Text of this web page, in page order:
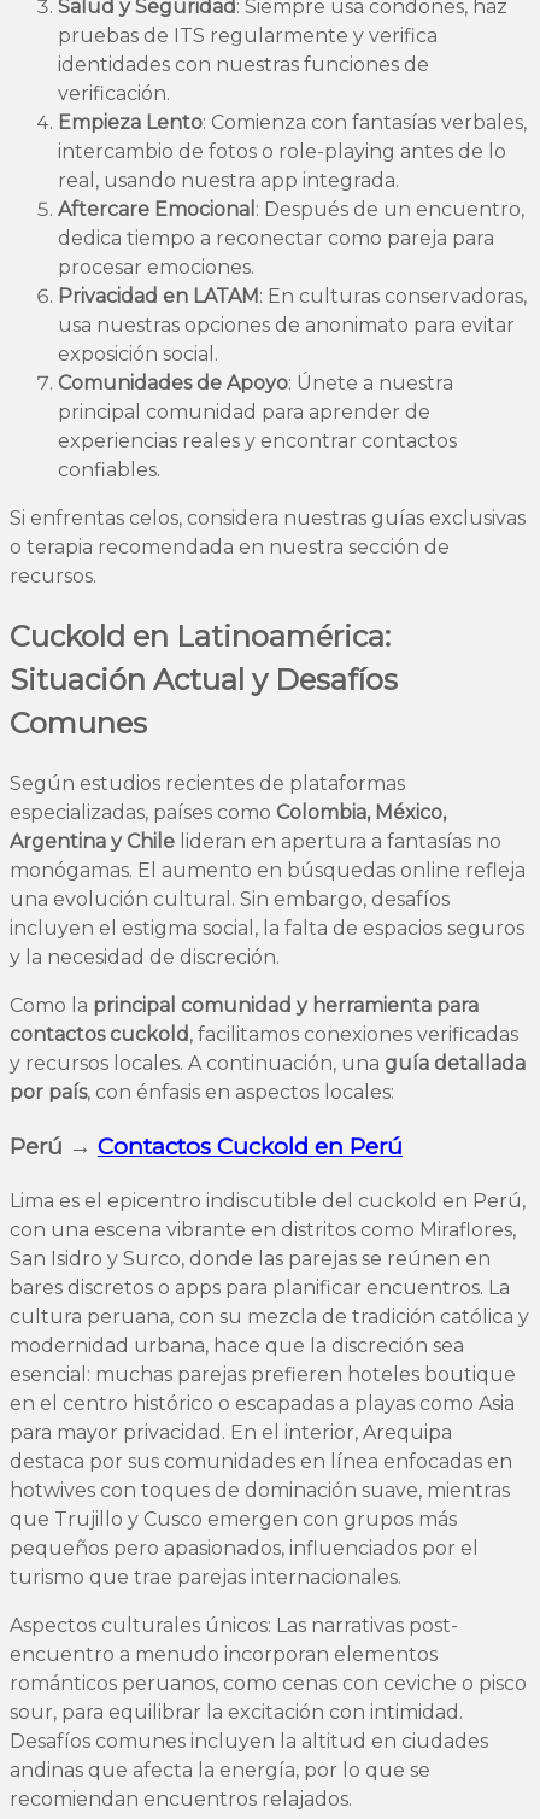
Salud y Seguridad: Siempre usa condones, haz
pruebas de ITS regularmente y verifica
identidades con nuestras funciones de
verificación.
Empieza Lento: Comienza con fantasías verbales,
intercambio de fotos o role-playing antes de lo
real, usando nuestra app integrada.
Aftercare Emocional : Después de un encuentro,
dedica tiempo a reconectar como pareja para
procesar emociones.
Privacidad en LATAM : En culturas conservadoras,
usa nuestras opciones de anonimato para evitar
exposición social.
Comunidades de Apoyo: Únete a nuestra
principal comunidad para aprender de
experiencias reales y encontrar contactos
confiables.
Si enfrentas celos, considera nuestras guías exclusivas
o terapia recomendada en nuestra sección de
recursos.
Cuckold en Latinoamérica:
Situación Actual y Desafíos
Comunes
Según estudios recientes de plataformas
especializadas, países como Colombia, México,
Argentina y Chile lideran en apertura a fantasías no
monógamas. El aumento en búsquedas online refleja
una evolución cultural. Sin embargo, desafíos
incluyen el estigma social, la falta de espacios seguros
y la necesidad de discreción.
Como la principal comunidad y herramienta para
contactos cuckold, facilitamos conexiones verificadas
y recursos locales. A continuación, una guía detallada
por país, con énfasis en aspectos locales:
Perú → Contactos Cuckold en Perú
Lima es el epicentro indiscutible del cuckold en Perú,
con una escena vibrante en distritos como Miraflores,
San Isidro y Surco, donde las parejas se reúnen en
bares discretos o apps para planificar encuentros. La
cultura peruana, con su mezcla de tradición católica y
modernidad urbana, hace que la discreción sea
esencial: muchas parejas prefieren hoteles boutique
en el centro histórico o escapadas a playas como Asia
para mayor privacidad. En el interior, Arequipa
destaca por sus comunidades en línea enfocadas en
hotwives con toques de dominación suave, mientras
que Trujillo y Cusco emergen con grupos más
pequeños pero apasionados, influenciados por el
turismo que trae parejas internacionales.
Aspectos culturales únicos: Las narrativas post-
encuentro a menudo incorporan elementos
románticos peruanos, como cenas con ceviche o pisco
sour, para equilibrar la excitación con intimidad.
Desafíos comunes incluyen la altitud en ciudades
andinas que afecta la energía, por lo que se
recomiendan encuentros relajados.